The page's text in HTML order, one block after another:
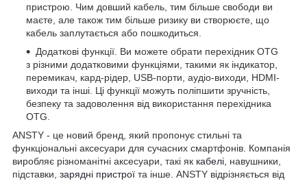
пристрою. Чим довший кабель, тим більше свободи ви
маєте, але також тим більше ризику ви створюєте, що
кабель заплутається або пошкодиться.
Додаткові функції. Ви можете обрати перехідник OTG
з різними додатковими функціями, такими як індикатор,
перемикач, кард-рідер, USB-порти, аудіо-виходи, HDMI-
виходи та інші. Ці функції можуть поліпшити зручність,
безпеку та задоволення від використання перехідника
OTG.
ANSTY - це новий бренд, який пропонує стильні та
функціональні аксесуари для сучасних смартфонів. Компанія
виробляє різноманітні аксесуари, такі як кабелі , навушники,
підставки, зарядні пристрої та інше. ANSTY відрізняється від